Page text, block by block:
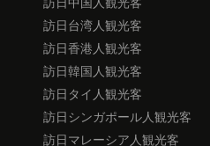
訪日台湾人観光客
訪日香港人観光客
訪日韓国人観光客
訪日タイ人観光客
訪日シンガポール人観光客
訪日マレーシア人観光客